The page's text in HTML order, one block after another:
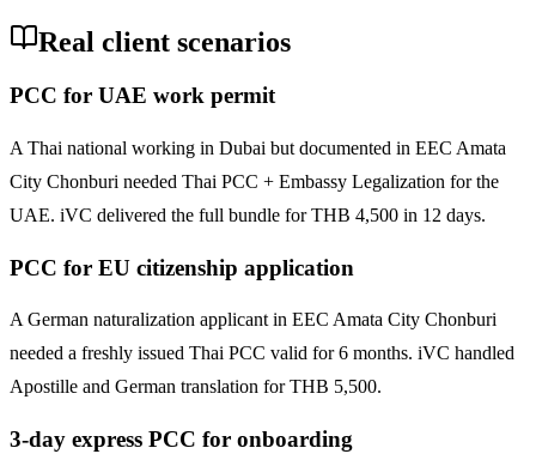
Real client scenarios
PCC for UAE work permit
A Thai national working in Dubai but documented in EEC Amata
City Chonburi needed Thai PCC + Embassy Legalization for the
UAE. iVC delivered the full bundle for THB 4,500 in 12 days.
PCC for EU citizenship application
A German naturalization applicant in EEC Amata City Chonburi
needed a freshly issued Thai PCC valid for 6 months. iVC handled
Apostille and German translation for THB 5,500.
3-day express PCC for onboarding